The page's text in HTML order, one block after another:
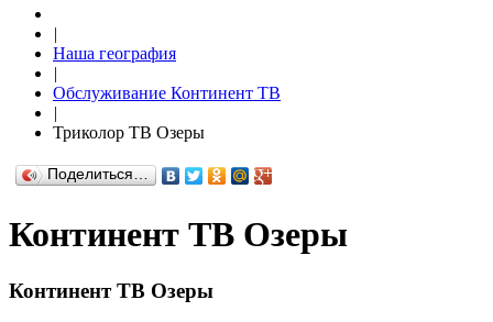
|
Наша география
|
Обслуживание Континент ТВ
|
Триколор ТВ Озеры
Поделиться…
Континент ТВ Озеры
Континент ТВ Озеры